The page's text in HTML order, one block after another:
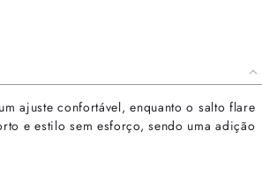
ajuste confortável, enquanto o salto flare
e estilo sem esforço, sendo uma adição